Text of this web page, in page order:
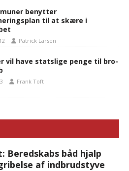
benytter
til at skære i
Patrick Larsen
vil have statslige penge til bro-
Frank Toft
Beredskabs båd hjalp
af indbrudstyve